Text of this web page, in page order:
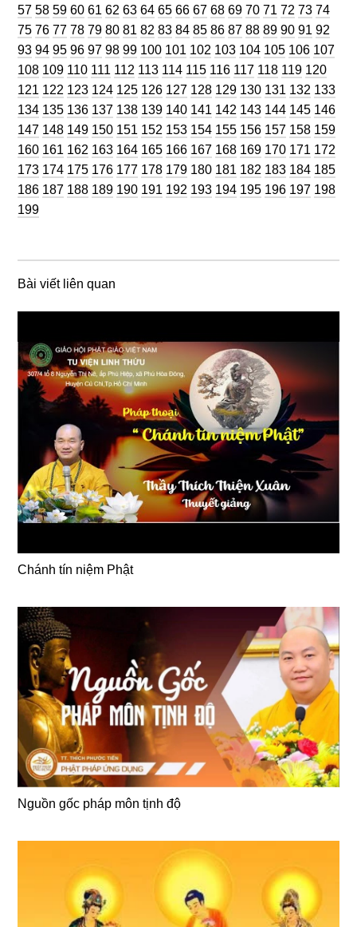
57 Trang
58 Trang
59 Trang
60 Trang
61 Trang
62 Trang
63 Trang
64 Trang
65 Trang
66 Trang
67 Trang
68 Trang
69 Trang
70 Trang
71 Trang
72 Trang
73 Trang
74
75 Trang
76 Trang
77 Trang
78 Trang
79 Trang
80 Trang
81 Trang
82 Trang
83 Trang
84 Trang
85 Trang
86 Trang
87 Trang
88 Trang
89 Trang
90 Trang
91 Trang
92
93 Trang
94 Trang
95 Trang
96 Trang
97 Trang
98 Trang
99 Trang
100 Trang
101 Trang
102 Trang
103 Trang
104 Trang
105 Trang
106 Trang
107
108 Trang
109 Trang
110 Trang
111 Trang
112 Trang
113 Trang
114 Trang
115 Trang
116 Trang
117 Trang
118 Trang
119 Trang
120
121 Trang
122 Trang
123 Trang
124 Trang
125 Trang
126 Trang
127 Trang
128 Trang
129 Trang
130 Trang
131 Trang
132 Trang
133
134 Trang
135 Trang
136 Trang
137 Trang
138 Trang
139 Trang
140 Trang
141 Trang
142 Trang
143 Trang
144 Trang
145 Trang
146
147 Trang
148 Trang
149 Trang
150 Trang
151 Trang
152 Trang
153 Trang
154 Trang
155 Trang
156 Trang
157 Trang
158 Trang
159
160 Trang
161 Trang
162 Trang
163 Trang
164 Trang
165 Trang
166 Trang
167 Trang
168 Trang
169 Trang
170 Trang
171 Trang
172
173 Trang
174 Trang
175 Trang
176 Trang
177 Trang
178 Trang
179 Trang
180 Trang
181 Trang
182 Trang
183 Trang
184 Trang
185
186 Trang
187 Trang
188 Trang
189 Trang
190 Trang
191 Trang
192 Trang
193 Trang
194 Trang
195 Trang
196 Trang
197 Trang
198
199
Bài viết liên quan
Chánh tín niệm Phật
Nguồn gốc pháp môn tịnh độ